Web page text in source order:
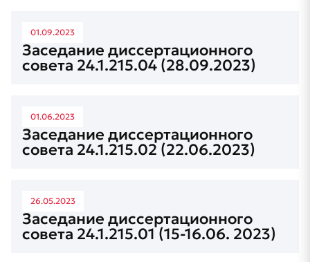
01.09.2023
Заседание диссертационного
совета 24.1.215.04 (28.09.2023)
01.06.2023
Заседание диссертационного
совета 24.1.215.02 (22.06.2023)
26.05.2023
Заседание диссертационного
совета 24.1.215.01 (15-16.06. 2023)